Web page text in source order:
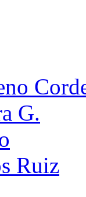
G.
Ruiz